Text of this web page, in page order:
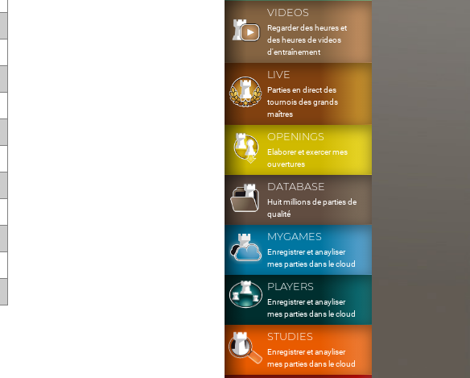
VIDEOS
Regarder des heures et
des heures de videos
d'entraînement
LIVE
Parties en direct des
tournois des grands
maîtres
OPENINGS
Elaborer et exercer mes
ouvertures
DATABASE
Huit millions de parties de
qualité
MYGAMES
Enregistrer et anayliser
mes parties dans le cloud
PLAYERS
Enregistrer et anayliser
mes parties dans le cloud
STUDIES
Enregistrer et anayliser
mes parties dans le cloud